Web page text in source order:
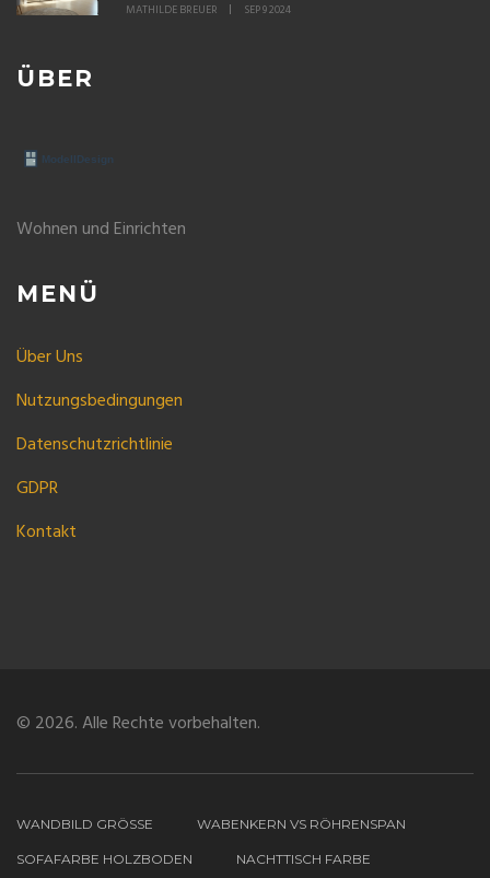
MATHILDE BREUER SEP 9 2024
ÜBER
Wohnen und Einrichten
MENÜ
Über Uns
Nutzungsbedingungen
Datenschutzrichtlinie
GDPR
Kontakt
© 2026. Alle Rechte vorbehalten.
WANDBILD GRÖSSE WABENKERN VS RÖHRENSPAN
SOFAFARBE HOLZBODEN NACHTTISCH FARBE